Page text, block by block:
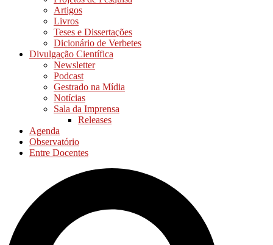
Artigos
Livros
Teses e Dissertações
Dicionário de Verbetes
Divulgação Científica
Newsletter
Podcast
Gestrado na Mídia
Notícias
Sala da Imprensa
Releases
Agenda
Observatório
Entre Docentes